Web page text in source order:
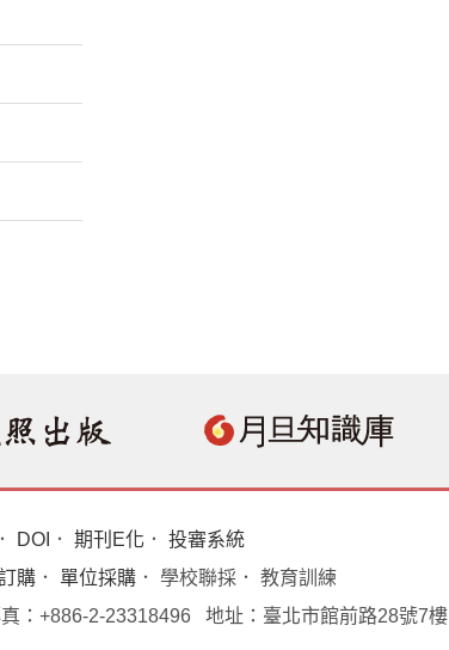
． DOI ． 期刊E化 ． 投審系統
購 ． 單位採購 ． 學校聯採． 教育訓練
：+886-2-23318496 地址：臺北市館前路28號7樓